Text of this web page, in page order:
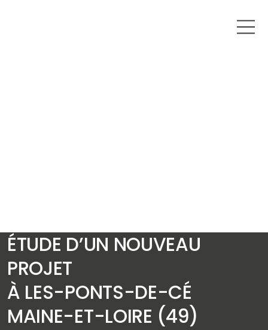
ÉTUDE D’UN NOUVEAU
PROJET
À LES-PONTS-DE-CÉ
MAINE-ET-LOIRE (49)